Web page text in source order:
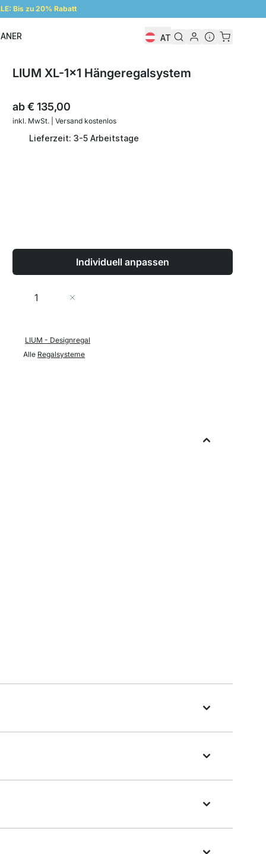
Bis zu 20% Rabatt
AT
LIUM XL-1x1 Hängeregalsystem
ab€ 135,00
inkl. MwSt. | Versand kostenlos
Lieferzeit: 3-5 Arbeitstage
Individuell anpassen
Menge
LIUM - Designregal
Alle Regalsysteme